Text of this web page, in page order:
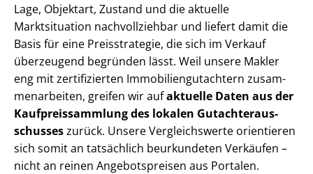
Lage, Objektart, Zustand und die aktuelle
Marktsituation nachvollziehbar und liefert damit die
Basis für eine Preisstrategie, die sich im Verkauf
überzeugend begründen lässt. Weil unsere Makler
eng mit zertifizierten Im­mo­bi­li­en­gut­ach­tern zu­sam­
men­ar­bei­ten, greifen wir aufaktuelle Daten aus der
Kauf­preis­samm­lung des lokalen Gut­ach­ter­aus­
schus­seszurück. Unsere Vergleichswerte orientieren
sich somit an tatsächlich beurkundeten Verkäufen –
nicht an reinen Angebotspreisen aus Portalen.